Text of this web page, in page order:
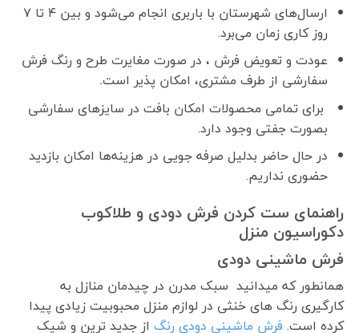
ارسال‌های شهرستان با باربری انجام می‌شود و بین ۴ تا ۷
روز کاری زمان می‌برد.
عودت و تعویض فرش ، در صورت مغایرت طرح و رنگ فرش
سفارشی از طرف مشتری، امکان پذیر است.
برای تمامی محصولات امکان بافت در سایزهای سفارشی
بصورت جفتی وجود دارد.
در حال حاضر بدلیل صرفه جویی در هزینه‌ها امکان بازدید
حضوری نداریم.
راهنمای ست کردن فرش دودی و طلاکوب
دکوراسیون منزل
فرش ماشینی دودی
همانطور که میدانید سبک مدرن در چیدمان منازل به
کارگیری رنگ های خنثی در لوازم منزل محبوبیت زیادی پیدا
کرده است. فرش ماشینی دودی رنگاز جدید ترین و شیک